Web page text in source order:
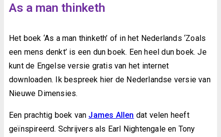
As a man thinketh
Het boek ‘As a man thinketh’ of in het Nederlands ‘Zoals
een mens denkt’ is een dun boek. Een heel dun boek. Je
kunt de Engelse versie gratis van het internet
downloaden. Ik bespreek hier de Nederlandse versie van
Nieuwe Dimensies.
Een prachtig boek van James Allen dat velen heeft
geïnspireerd. Schrijvers als Earl Nightengale en Tony